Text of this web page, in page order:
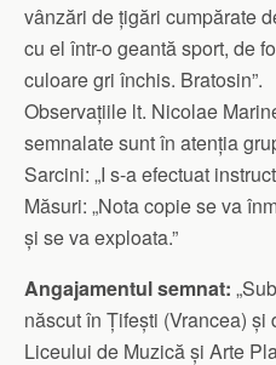
vânzări de țigări cumpărate
cu el într-o geantă sport, de
culoare gri închis. Bratosin”.
Observațiile lt. Nicolae
semnalate sunt în atenția
Sarcini: „I s-a efectuat
Măsuri: „Nota copie se va
și se va exploata.”
Angajamentul semnat:
născut în Țifești (Vrancea)
Liceului de Muzică și Arte